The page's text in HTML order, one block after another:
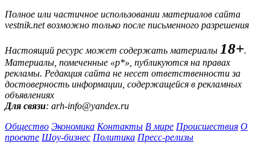
Полное или частичное использовании материалов сайта
vestnik.net возможно только после письменного разрешения
Настоящий ресурс может содержать материалы 18+.
Материалы, помеченные «р*», публикуются на правах
рекламы. Редакция сайта не несет ответственности за
достоверность информации, содержащейся в рекламных
объявлениях
Для связи: arh-info@yandex.ru
Общество Экономика Контакты В мире Происшествия О
проекте Шоу-бизнес Политика Пресс-релизы